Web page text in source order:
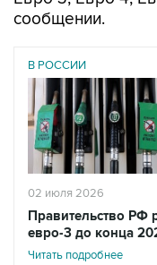
сообщении.
В РОССИИ
02 июля 2026
Правительство РФ
евро-3 до конца
Читать подробнее